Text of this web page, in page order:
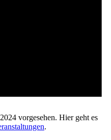
vorgesehen. Hier geht es
.